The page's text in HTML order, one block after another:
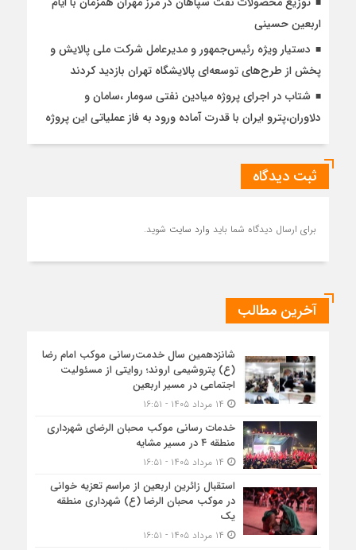
اربعین حسینی
دستیار ویژه رئیس‌جمهور و مدیرعامل شرکت ملی پالایش و
پخش از طرح‌های توسعه‌ای پالایشگاه تهران بازدید کردند
شتاب در اجرای پروژه میادین نفتی سومار ،سامان و
دلاوران،پترو ایران با قدرت آماده ورود به فاز عملیاتی این پروژه
ثبت دیدگاه
برای ارسال دیدگاه شما باید وارد سایت شوید.
آخرین مطالب
شانزدهمین سال خدمت‌رسانی موکب امام رضا
(ع) پتروشیمی اروند؛ روایتی از مسئولیت
اجتماعی در مسیر اربعین
خدمات رسانی موکب محبان الرضای شهرداری
منطقه ۴ در مسیر مشایه
استقبال زائرین اربعین از مراسم تعزیه خوانی
در موکب محبان الرضا (ع) شهرداری منطقه
یک